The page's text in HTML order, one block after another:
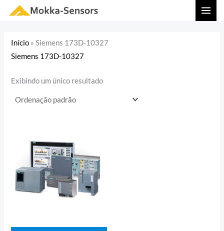
conteúdo
Início »Siemens 173D-10327
Siemens 173D-10327
Exibindo um único resultado